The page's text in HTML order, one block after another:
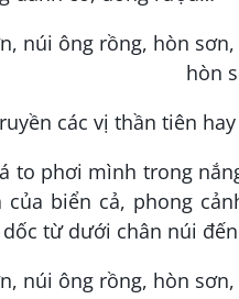
các vị thần tiên
to phơi mình trong
của biển cả, phong
từ dưới chân núi